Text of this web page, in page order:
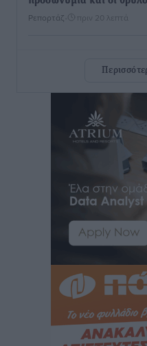
Ρεπορτάζ πριν 20 λεπτά
αναχωρούν από
Τι αλλάζει το
Τοπικές Ειδήσεις• πριν 14 ώρες
ΥΠΑΑΤ: 12,5 εκατ. ευρώ
βιοασφάλειας
Ποιοι φοιτητές μπορούν
στέγη έως 2.500 ευρώ
Ειδήσεις• πριν 14 ώρες
«Γιατί οι Τούρκοι
Τουρκική εφημερίδα